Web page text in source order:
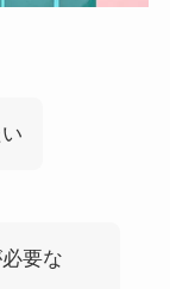
要な